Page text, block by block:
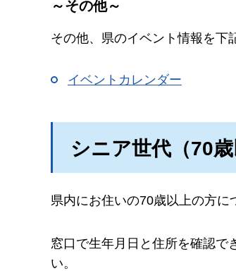
～その他～
その他、県のイベント情報を下
イベントカレンダー
シニア世代（70
県内にお住いの70歳以上の方に
窓口で生年月日と住所を確認で
い。